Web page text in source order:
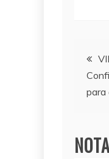
de
para